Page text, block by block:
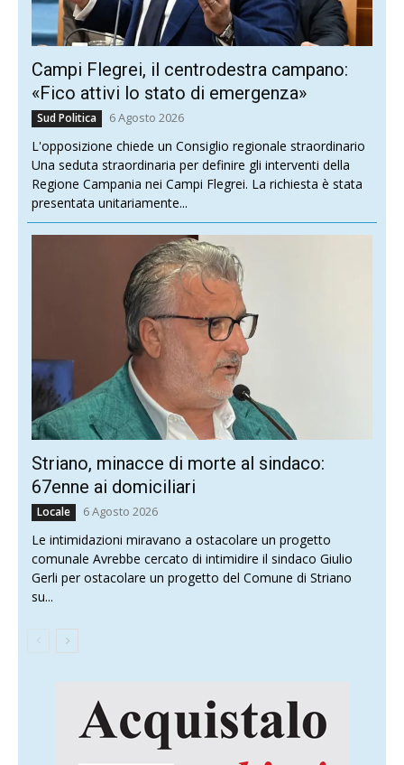
Campi Flegrei, il centrodestra campano:
«Fico attivi lo stato di emergenza»
Sud Politica 6 Agosto 2026
L'opposizione chiede un Consiglio regionale straordinario
Una seduta straordinaria per definire gli interventi della
Regione Campania nei Campi Flegrei. La richiesta è stata
presentata unitariamente...
Striano, minacce di morte al sindaco:
67enne ai domiciliari
Locale 6 Agosto 2026
Le intimidazioni miravano a ostacolare un progetto
comunale Avrebbe cercato di intimidire il sindaco Giulio
Gerli per ostacolare un progetto del Comune di Striano
su...